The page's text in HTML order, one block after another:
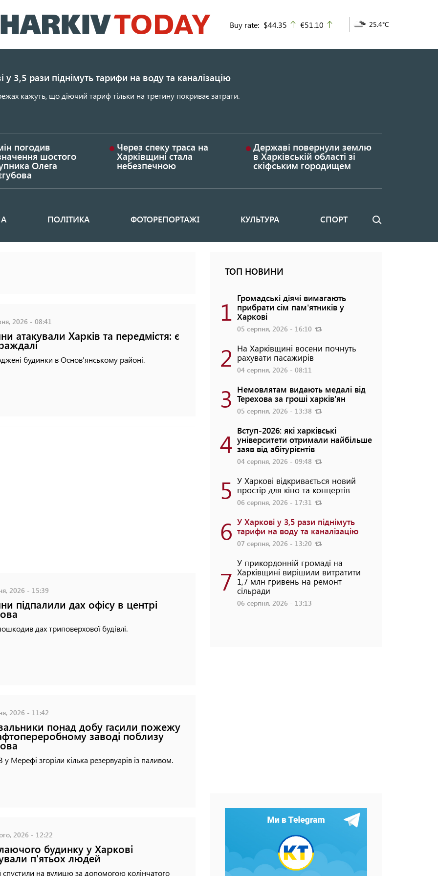
до
основного
Buy rate: $44.35 up
€51.10 25.4°C
у 3,5 рази піднімуть тарифи на воду та каналізацію
кажуть, що діючий тариф тільки на третину покриває затрати.
погодив
шостого
Олега
Через спеку траса на
Харківщині стала
небезпечною
Державі повернули землю
в Харківській області зі
скіфським городищем
ПОЛІТИКА ФОТОРЕПОРТАЖІ КУЛЬТУРА СПОРТ Пошук
2026 - 08:41
атакували Харків та передмістя: є
будинки в Основ'янському районі.
2026 - 15:39
підпалили дах офісу в центрі
дах триповерхової будівлі.
2026 - 11:42
понад добу гасили пожежу
заводі поблизу
Мерефі згоріли кілька резервуарів із паливом.
2026 - 12:22
будинку у Харкові
п'ятьох людей
на вулицю за допомогою колінчатого
ТОП НОВИНИ
1 Громадські діячі вимагають
прибрати сім пам'ятників у
Харкові
05 серпня, 2026 - 16:10
2 На Харківщині восени почнуть
рахувати пасажирів
04 серпня, 2026 - 08:11
3 Немовлятам видають медалі від
Терехова за гроші харків'ян
05 серпня, 2026 - 13:38
4 Вступ-2026: які харківські
університети отримали найбільше
заяв від абітурієнтів
04 серпня, 2026 - 09:48
5 У Харкові відкривається новий
простір для кіно та концертів
06 серпня, 2026 - 17:31
6 У Харкові у 3,5 рази піднімуть
тарифи на воду та каналізацію
07 серпня, 2026 - 13:20
7
У прикордонній громаді на
Харківщині вирішили витратити
1,7 млн гривень на ремонт
сільради
06 серпня, 2026 - 13:13